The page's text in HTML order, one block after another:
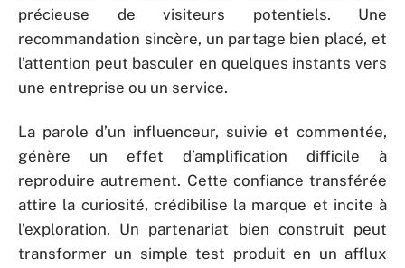
précieuse de visiteurs potentiels. Une
recommandation sincère, un partage bien placé, et
l’attention peut basculer en quelques instants vers
une entreprise ou un service.
La parole d’un influenceur, suivie et commentée,
génère un effet d’amplification difficile à
reproduire autrement. Cette confiance transférée
attire la curiosité, crédibilise la marque et incite à
l’exploration. Un partenariat bien construit peut
transformer un simple test produit en un afflux